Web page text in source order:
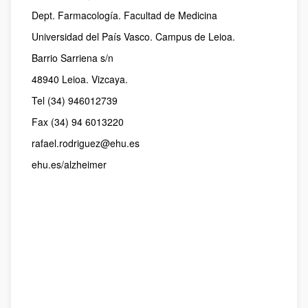
Dept. Farmacología. Facultad de Medicina
Universidad del País Vasco. Campus de Leioa.
Barrio Sarriena s/n
48940 Leioa. Vizcaya.
Tel (34) 946012739
Fax (34) 94 6013220
rafael.rodriguez@ehu.es
ehu.es/alzheimer